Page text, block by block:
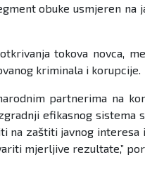
obuke usmjeren
tokova novca,
kriminala i korupcije.
partnerima na
efikasnog sistema
zaštiti javnog interesa
mjerljive rezultate,”